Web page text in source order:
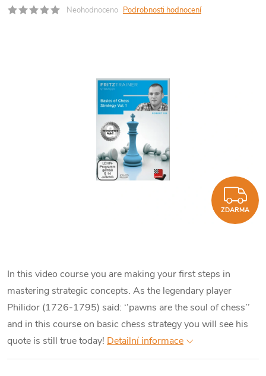
Neohodnoceno Podrobnosti hodnocení
ZDARMA
In this video course you are making your first steps in
mastering strategic concepts. As the legendary player
Philidor (1726-1795) said: ‘’pawns are the soul of chess’’
and in this course on basic chess strategy you will see his
quote is still true today! Detailní informace